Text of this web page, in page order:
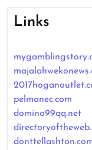
Links
pelmanec.com
domino99qq.net